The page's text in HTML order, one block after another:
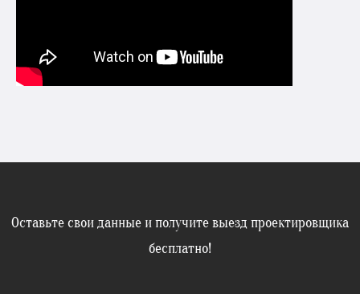
Оставьте свои данные и получите выезд проектировщика
бесплатно!